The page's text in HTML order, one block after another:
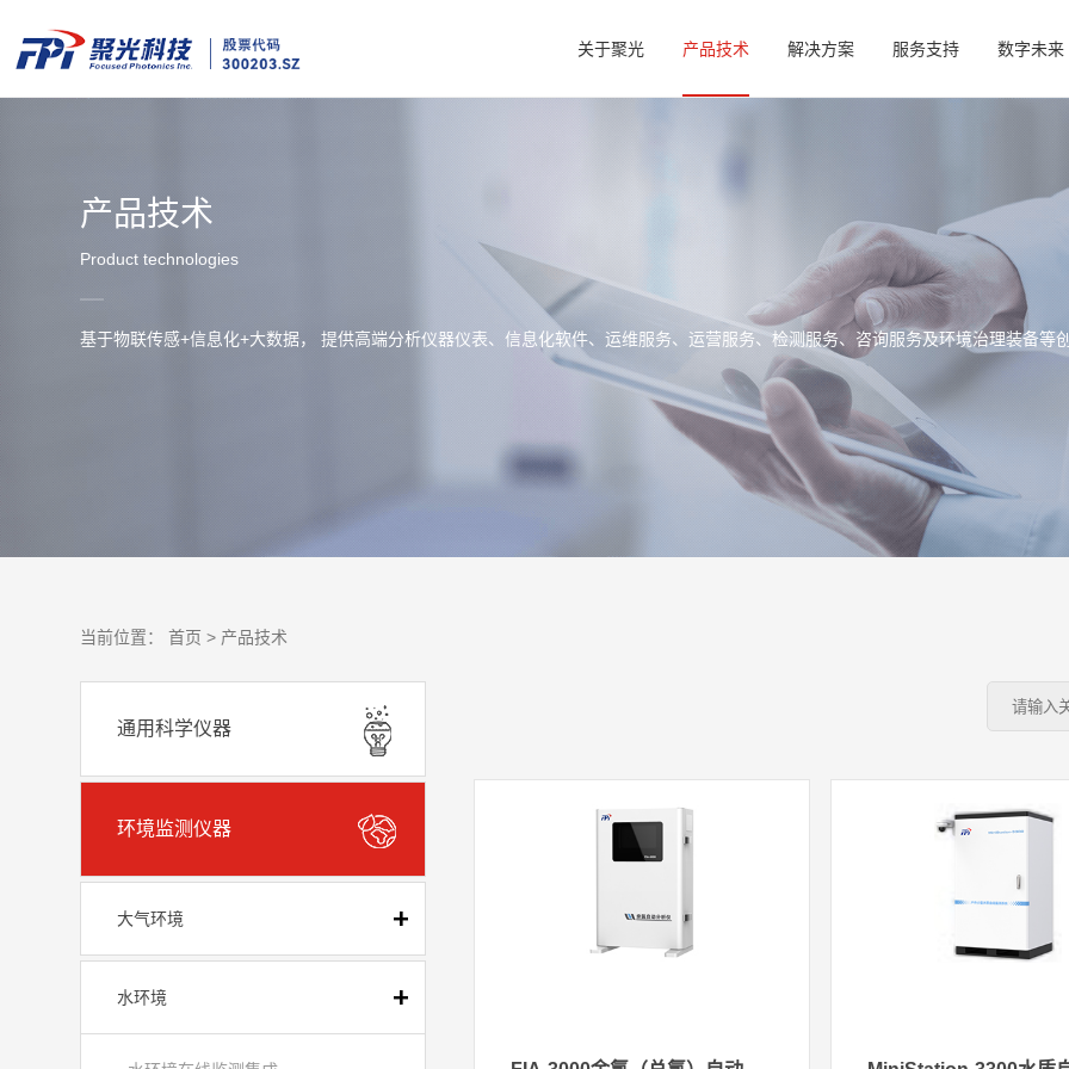
关于聚光 产品技术 解决方案 服务支持 数字未来
产品技术
Product technologies
基于物联传感+信息化+大数据， 提供高端分析仪器仪表、信息化软件、运维服务、运营服务、检测服务、咨询服务及环境治理装备等
当前位置： 首页 > 产品技术
通用科学仪器
环境监测仪器
大气环境
水环境